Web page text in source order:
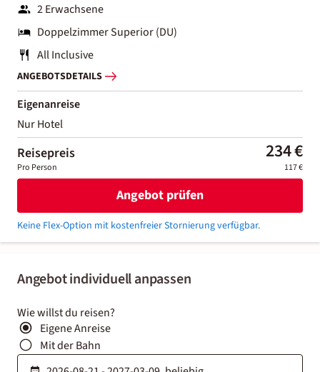
Angebot individuell anpassen
Wie willst du reisen?
Eigene Anreise
Mit der Bahn
2 Erwachsene
Doppelzimmer Superior (DU)
All Inclusive
ANGEBOTSDETAILS
Eigenanreise
Nur Hotel
Reisepreis 234 €
Pro Person 117 €
Angebot prüfen
Keine Flex-Option mit kostenfreier Stornierung verfügbar.